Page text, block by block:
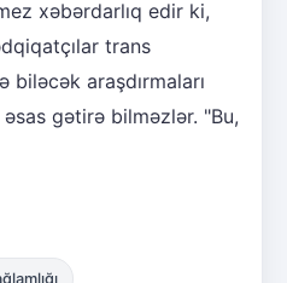
xəbərdarlıq edir ki,
trans
araşdırmaları
gətirə bilməzlər. "Bu,